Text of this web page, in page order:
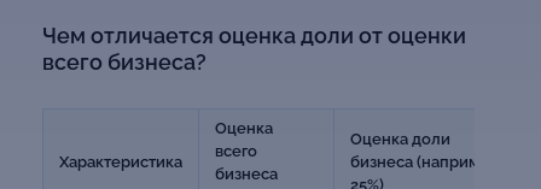
Чем отличается оценка доли от оценки
всего бизнеса?
Характеристика
Оценка
всего
бизнеса
Оценка доли
бизнеса (например,
25%)